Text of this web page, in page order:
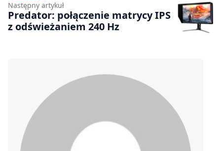
Następny artykuł
Predator: połączenie matrycy IPS
z odświeżaniem 240 Hz